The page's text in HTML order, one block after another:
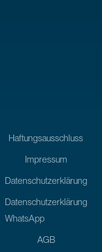
Haftungsausschluss
Impressum
Datenschutzerklärung
Datenschutzerklärung
WhatsApp
AGB